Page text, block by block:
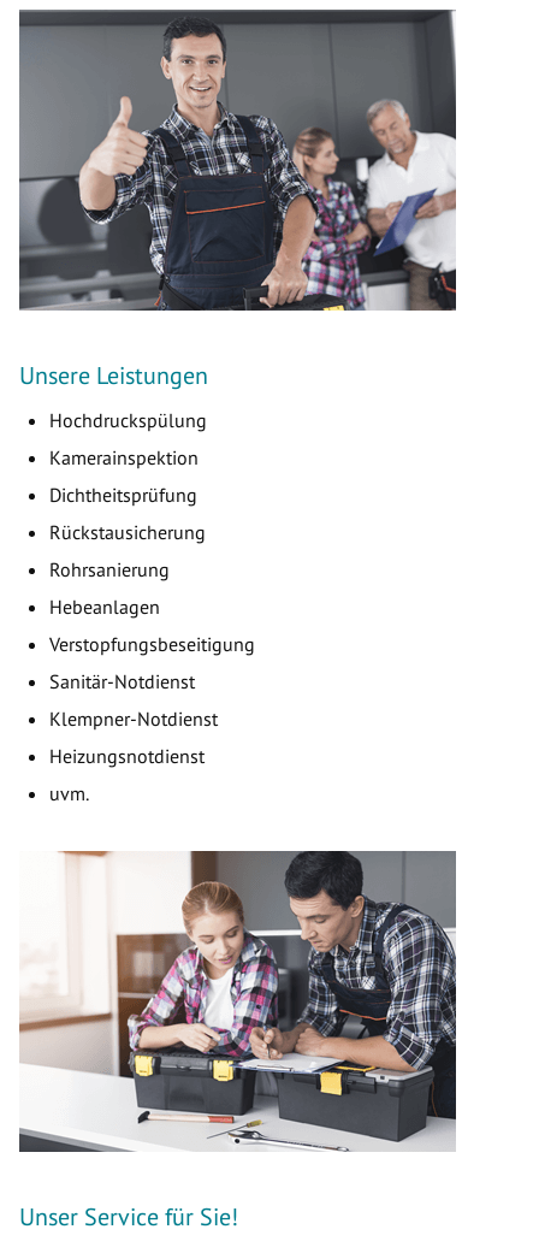
Unsere Leistungen
Hochdruckspülung
Kamerainspektion
Dichtheitsprüfung
Rückstausicherung
Rohrsanierung
Hebeanlagen
Verstopfungsbeseitigung
Sanitär-Notdienst
Klempner-Notdienst
Heizungsnotdienst
uvm.
Unser Service für Sie!